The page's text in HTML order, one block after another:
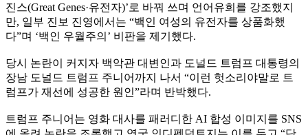
진스(Great Genes·유전자)’로 바꿔 쓰며 언어유희를 강조했지
만, 일부 진보 진영에서는 “백인 여성의 유전자를 상품화했
다”며 ‘백인 우월주의’ 비판을 제기했다.
당시 논란이 커지자 백악관 대변인과 도널드 트럼프 대통령의
장남 도널드 트럼프 주니어까지 나서 “이런 헛소리야말로 트
럼프가 재선에 성공한 원인”라며 반박했다.
트럼프 주니어는 영화 대사를 패러디한 AI 합성 이미지를 SNS